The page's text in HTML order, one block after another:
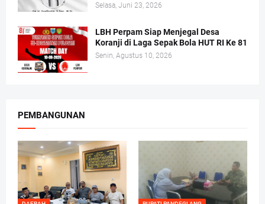
Selasa, Juni 23, 2026
LBH Perpam Siap Menjegal Desa
Koranji di Laga Sepak Bola HUT RI Ke 81
Senin, Agustus 10, 2026
PEMBANGUNAN